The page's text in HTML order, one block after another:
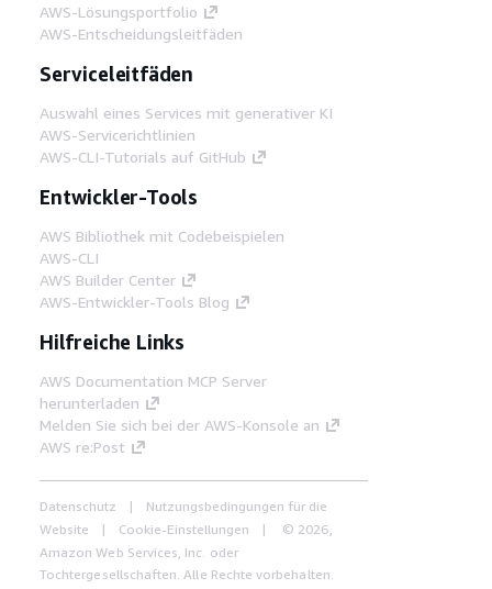
AWS-Lösungsportfolio
AWS-Entscheidungsleitfäden
Serviceleitfäden
Auswahl eines Services mit generativer KI
AWS-Servicerichtlinien
AWS-CLI-Tutorials auf GitHub
Entwickler-Tools
AWS Bibliothek mit Codebeispielen
AWS-CLI
AWS Builder Center
AWS-Entwickler-Tools Blog
Hilfreiche Links
AWS Documentation MCP Server
herunterladen
Melden Sie sich bei der AWS-Konsole an
AWS re:Post
Datenschutz
Nutzungsbedingungen für die
Website
Cookie-Einstellungen
© 2026,
Amazon Web Services, Inc. oder
Tochtergesellschaften. Alle Rechte vorbehalten.